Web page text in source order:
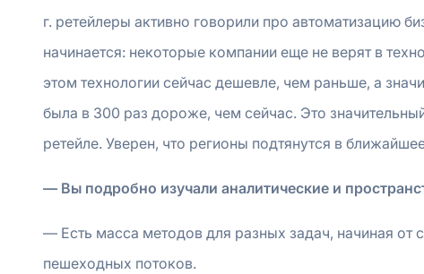
г. ретейлеры активно говорили про автоматизацию
начинается: некоторые компании еще не верят в
этом технологии сейчас дешевле, чем раньше, а
была в 300 раз дороже, чем сейчас. Это
ретейле. Уверен, что регионы подтянутся в
— Вы подробно изучали аналитические и
— Есть масса методов для разных задач, начиная
пешеходных потоков.